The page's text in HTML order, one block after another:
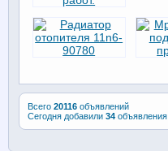
Всего 20116объявлений
Сегодня добавили 34объявления